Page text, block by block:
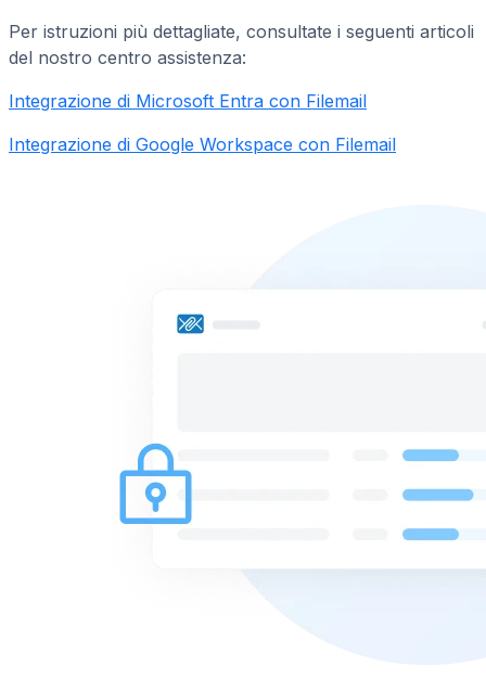
Per istruzioni più dettagliate, consultate i seguenti articoli
del nostro centro assistenza:
Integrazione di Microsoft Entra con Filemail
Integrazione di Google Workspace con Filemail